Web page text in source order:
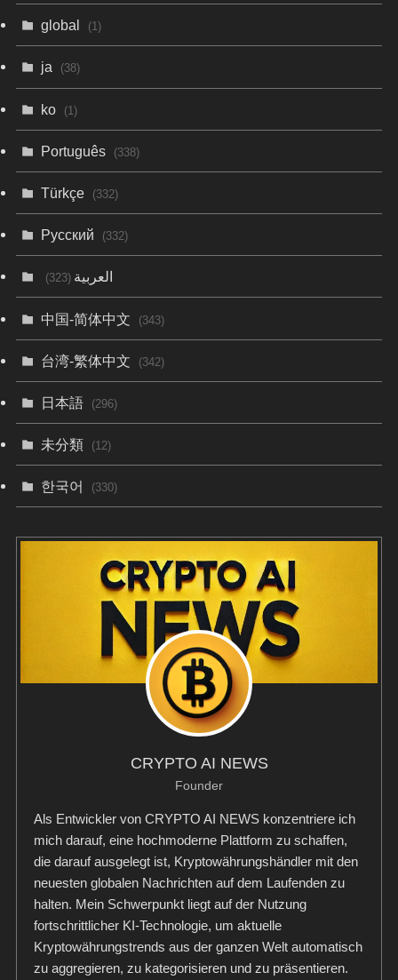
global (1)
ja (38)
ko (1)
Português (338)
Türkçe (332)
Русский (332)
العربية(323)
中国-简体中文 (343)
台湾-繁体中文 (342)
日本語 (296)
未分類 (12)
한국어 (330)
CRYPTO AI NEWS
Founder
Als Entwickler von CRYPTO AI NEWS konzentriere ich
mich darauf, eine hochmoderne Plattform zu schaffen,
die darauf ausgelegt ist, Kryptowährungshändler mit den
neuesten globalen Nachrichten auf dem Laufenden zu
halten. Mein Schwerpunkt liegt auf der Nutzung
fortschrittlicher KI-Technologie, um aktuelle
Kryptowährungstrends aus der ganzen Welt automatisch
zu aggregieren, zu kategorisieren und zu präsentieren.